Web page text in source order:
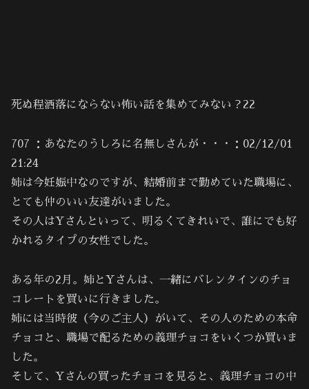
死ぬ程洒落にならない怖い話を集めてみない？22
707 ：あなたのうしろに名無しさんが・・・：02/12/01
21:24
姉は今妊娠中なのですが、結婚前まで勤めていた職場に、
とても仲のいい友達がいました。
その人はYさんといって、明るくてきれいで、誰にでも好
かれるタイプの女性でした。
ある年の2月。姉とYさんは、一緒にバレンタインのチョ
コレートを買いに行きました。
姉には当時彼（今のご主人）がいて、その人のための本命
チョコと、職場で配るための義理チョコをいくつか買いま
した。
そして、Yさんの買ったチョコを見ると、義理チョコの中